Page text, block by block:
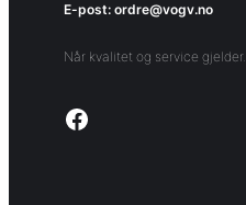
E-post: ordre@vogv.no
Når kvalitet og service gjelder.
Link to facebook page